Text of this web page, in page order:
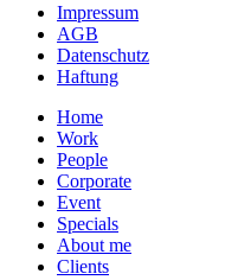
Impressum
AGB
Datenschutz
Haftung
Home
Work
People
Corporate
Event
Specials
About me
Clients